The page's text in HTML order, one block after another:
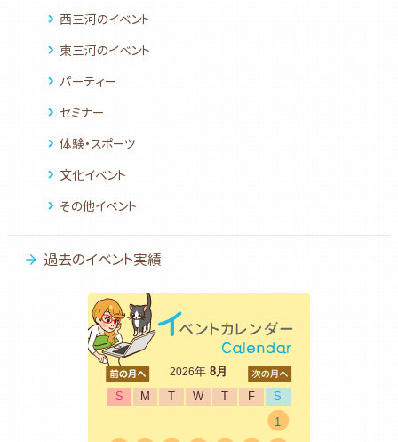
西三河のイベント
東三河のイベント
パーティー
セミナー
体験・スポーツ
文化イベント
その他イベント
過去のイベント実績
2026年8月
S
M T W T F
S
1